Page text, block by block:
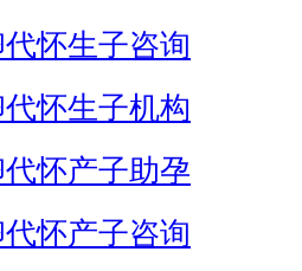
怀生子咨询
怀生子机构
怀产子助孕
怀产子咨询